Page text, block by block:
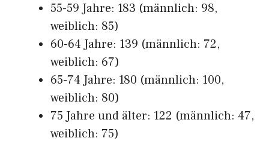
55-59 Jahre: 183 (männlich: 98,
weiblich: 85)
60-64 Jahre: 139 (männlich: 72,
weiblich: 67)
65-74 Jahre: 180 (männlich: 100,
weiblich: 80)
75 Jahre und älter: 122 (männlich: 47,
weiblich: 75)